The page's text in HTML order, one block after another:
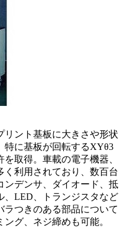
リント基板に大きさや形状
特に基板が回転するXYθ3
取得。車載の電子機器、
く利用されており、数百台
ンデンサ、ダイオード、抵
、LED、トランジスタなど
つきのある部品について
グ、ネジ締めも可能。